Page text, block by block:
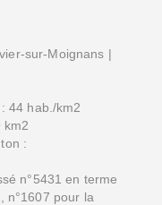
sur-Moignans |
44 hab./km2
km2
:
n°5431 en terme
n°1607 pour la